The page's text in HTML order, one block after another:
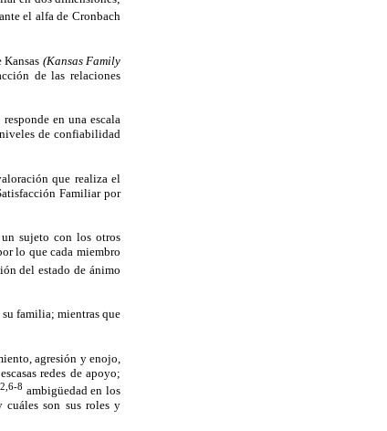
el alfa de Cronbach
(Kansas Family
de las relaciones
en una escala
de confiabilidad
que realiza el
Familiar por
sujeto con los otros
lo que cada miembro
del estado de ánimo
familia; mientras que
agresión y enojo,
redes de apoyo;
2,6-8 ambigüedad en los
cuáles son sus roles y